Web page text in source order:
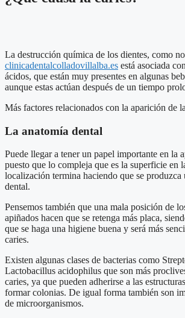
La destrucción química de los dientes, como
clinicadentalcolladovillalba.es está asociada
ácidos, que están muy presentes en algunas
aunque estas actúan después de un tiempo
Más factores relacionados con la aparición de
La anatomía dental
Puede llegar a tener un papel importante en la
puesto que lo compleja que es la superficie en
localización termina haciendo que se produzca
dental.
Pensemos también que una mala posición de
apiñados hacen que se retenga más placa,
que se haga una higiene buena y será más
caries.
Existen algunas clases de bacterias como
Lactobacillus acidophilus que son más
caries, ya que pueden adherirse a las
formar colonias. De igual forma también son
de microorganismos.